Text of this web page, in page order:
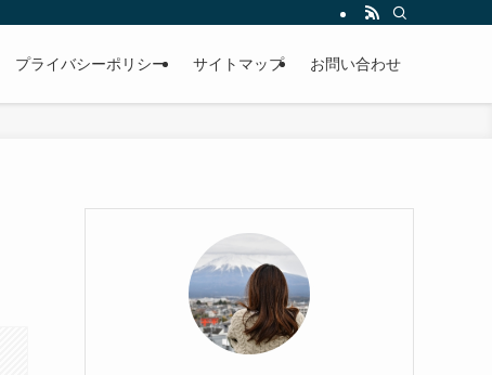
プライバシーポリシー サイトマップ お問い合わせ